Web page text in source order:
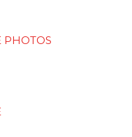
PHOTOS